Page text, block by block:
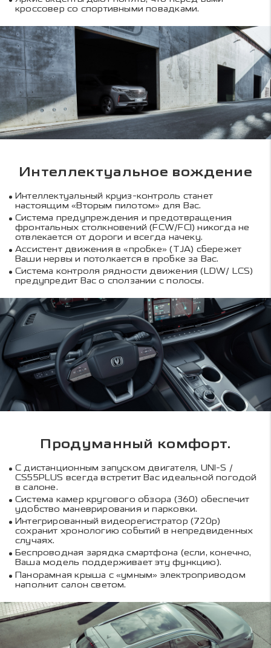
кроссовер со спортивными повадками.
Интеллектуальное вождение
Интеллектуальный круиз-контроль станет
настоящим «Вторым пилотом» для Вас.
Система предупреждения и предотвращения
фронтальных столкновений (FCW/FCI) никогда не
отвлекается от дороги и всегда начеку.
Ассистент движения в «пробке» (TJA) сбережет
Ваши нервы и потолкается в пробке за Вас.
Система контроля рядности движения (LDW/ LCS)
предупредит Вас о сползании с полосы.
Продуманный комфорт.
С дистанционным запуском двигателя, UNI-S /
CS55PLUS всегда встретит Вас идеальной погодой
в салоне.
Система камер кругового обзора (360) обеспечит
удобство маневрирования и парковки.
Интегрированный видеорегистратор (720p)
сохранит хронологию событий в непредвиденных
случаях.
Беспроводная зарядка смартфона (если, конечно,
Ваша модель поддерживает эту функцию).
Панорамная крыша с «умным» электроприводом
наполнит салон светом.